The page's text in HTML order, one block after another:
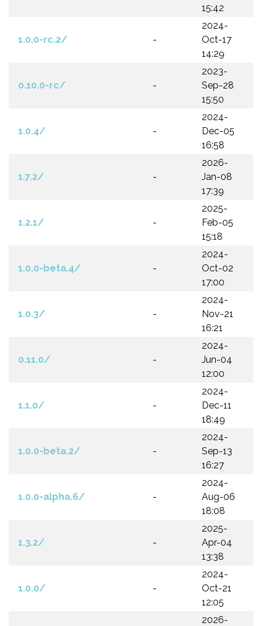
15:42
1.0.0-rc.2/ -
2024-
Oct-17
14:29
0.10.0-rc/ -
2023-
Sep-28
15:50
1.0.4/ -
2024-
Dec-05
16:58
1.7.2/ -
2026-
Jan-08
17:39
1.2.1/ -
2025-
Feb-05
15:18
1.0.0-beta.4/ -
2024-
Oct-02
17:00
1.0.3/ -
2024-
Nov-21
16:21
0.11.0/ -
2024-
Jun-04
12:00
1.1.0/ -
2024-
Dec-11
18:49
1.0.0-beta.2/ -
2024-
Sep-13
16:27
1.0.0-alpha.6/ -
2024-
Aug-06
18:08
1.3.2/ -
2025-
Apr-04
13:38
1.0.0/ -
2024-
Oct-21
12:05
2026-